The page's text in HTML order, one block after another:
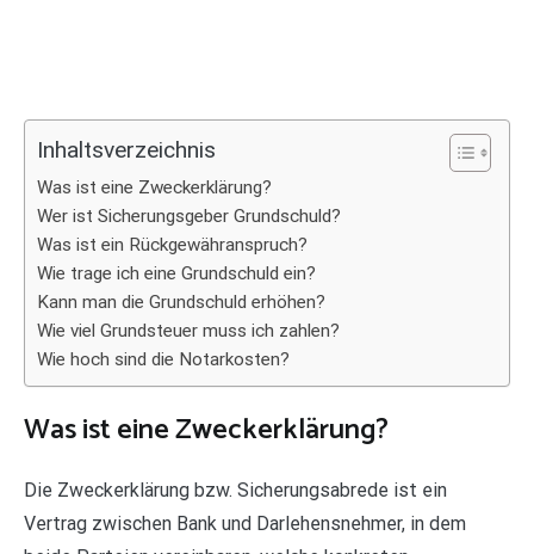
Inhaltsverzeichnis
Was ist eine Zweckerklärung?
Wer ist Sicherungsgeber Grundschuld?
Was ist ein Rückgewähranspruch?
Wie trage ich eine Grundschuld ein?
Kann man die Grundschuld erhöhen?
Wie viel Grundsteuer muss ich zahlen?
Wie hoch sind die Notarkosten?
Was ist eine Zweckerklärung?
Die Zweckerklärung bzw. Sicherungsabrede ist ein
Vertrag zwischen Bank und Darlehensnehmer, in dem